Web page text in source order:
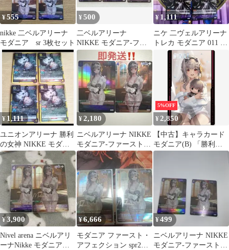
¥555
nikke 二ベルアリーナ
モダニア sr 3枚セット
¥500
二ベルアリーナ
NIKKE モダニア-ファ
ースト・アフェクショ
ン【SR】
¥ 1,111
ニケ 二ヴェルアリーナ
トレカ モダニア 011 SR
¥ 1,111
ユニオンアリーナ 勝利
の女神 NIKKE モダニ
ア SR
¥2,180
ニベルアリーナ NIKKE
モダニア-ファースト・
アフェクション SPR
SR
5%OFF
¥ 2,850
【中古】キャラカード
モダニア(B) 「勝利の
女神：NIKKE ガンガー
¥3,900
Nivel arena ニベルアリ
ーナNikke モダニア
¥6,666
モダニア ファースト・
アフェクション spr2枚
¥499
ニベルアリーナ NIKKE
モダニア-ファースト・